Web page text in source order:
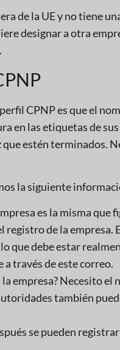
de la UE y no tiene
designar a otra
CPNP es que el
en las etiquetas de
estén terminados.
la siguiente
es la misma que
registro de la empresa.
que debe estar
través de este correo.
empresa? Necesito el
también
se pueden